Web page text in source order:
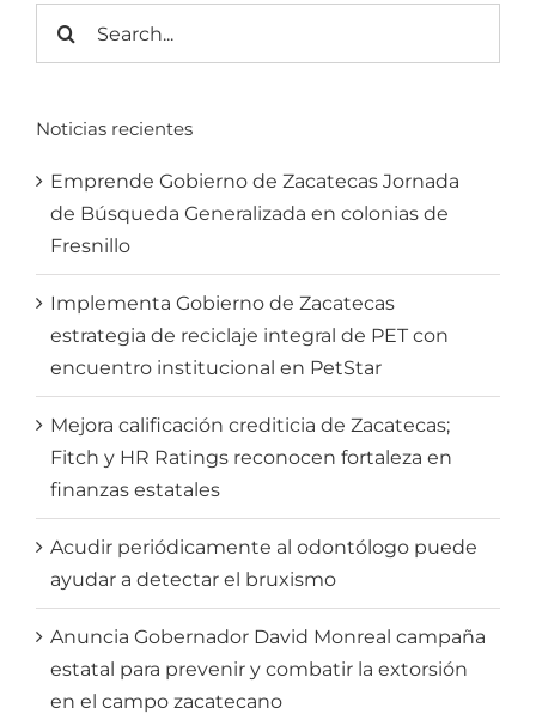
Noticias recientes
Emprende Gobierno de Zacatecas Jornada
de Búsqueda Generalizada en colonias de
Fresnillo
Implementa Gobierno de Zacatecas
estrategia de reciclaje integral de PET con
encuentro institucional en PetStar
Mejora calificación crediticia de Zacatecas;
Fitch y HR Ratings reconocen fortaleza en
finanzas estatales
Acudir periódicamente al odontólogo puede
ayudar a detectar el bruxismo
Anuncia Gobernador David Monreal campaña
estatal para prevenir y combatir la extorsión
en el campo zacatecano